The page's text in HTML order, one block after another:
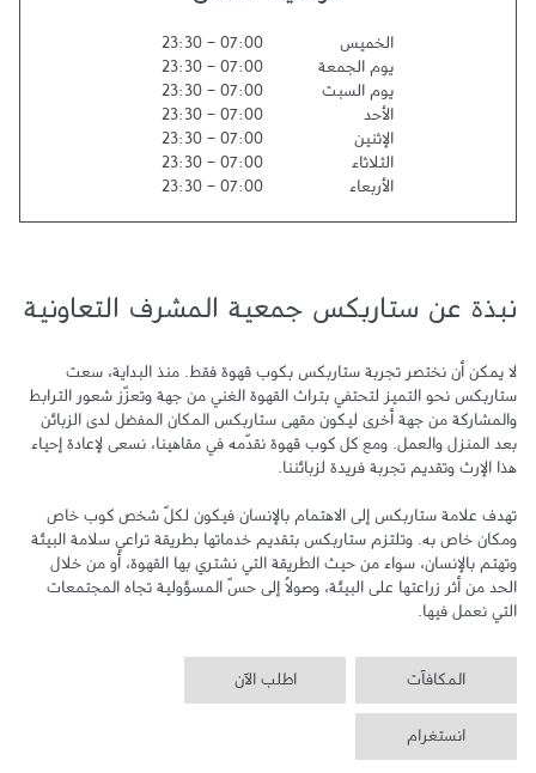
الخميس 07:00
-
23:30
يوم الجمعة
07:00
-
23:30
يوم السبت
07:00
-
23:30
الأحد
07:00
-
23:30
الإثنين
07:00
-
23:30
الثلاثاء
07:00
-
23:30
الأربعاء
07:00
-
23:30
نبذة عن ستاربكس جمعية المشرف التعاونية
التي نعمل فيها.
المكافآت اطلب الآن
انستغرام